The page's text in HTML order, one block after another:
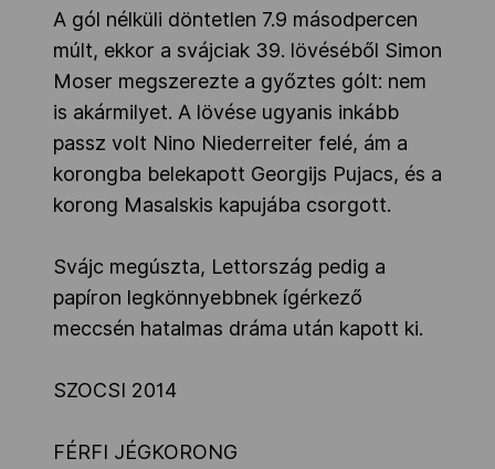
A gól nélküli döntetlen 7.9 másodpercen
múlt, ekkor a svájciak 39. lövéséből Simon
Moser megszerezte a győztes gólt: nem
is akármilyet. A lövése ugyanis inkább
passz volt Nino Niederreiter felé, ám a
korongba belekapott Georgijs Pujacs, és a
korong Masalskis kapujába csorgott.
Svájc megúszta, Lettország pedig a
papíron legkönnyebbnek ígérkező
meccsén hatalmas dráma után kapott ki.
SZOCSI 2014
FÉRFI JÉGKORONG